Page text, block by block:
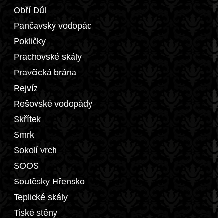
Obří Důl
Pančavský vodopád
Pokličky
Prachovské skály
Pravčická brána
Rejvíz
Rešovské vodopády
Skřítek
Smrk
Sokolí vrch
SOOS
Soutěsky Hřensko
Teplické skály
Tiské stěny